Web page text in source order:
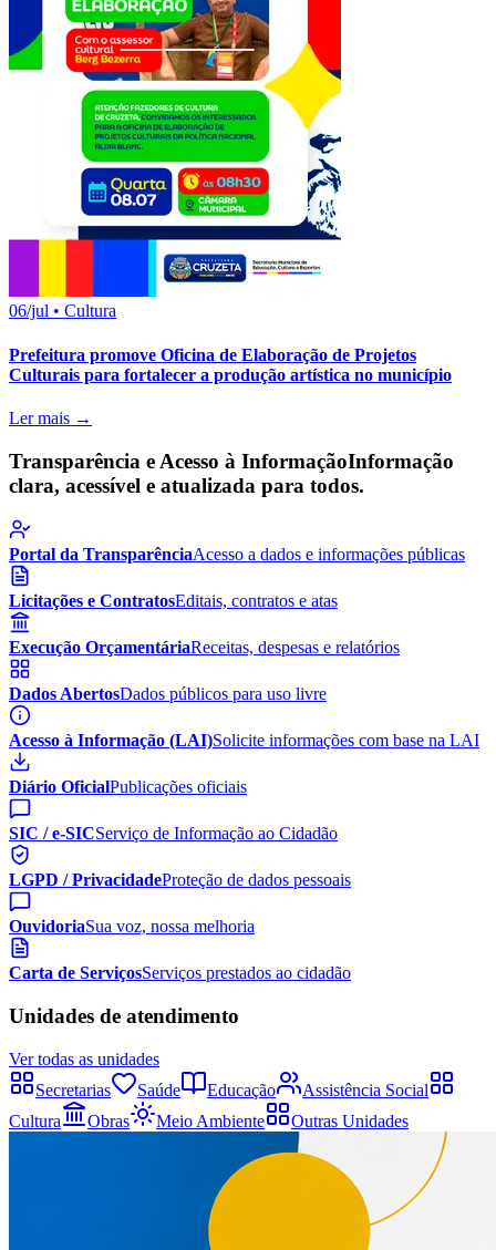
06/jul • Cultura
Prefeitura promove Oficina de Elaboração de Projetos
Culturais para fortalecer a produção artística no município
Ler mais →
Transparência e Acesso à InformaçãoInformação
clara, acessível e atualizada para todos.
Portal da TransparênciaAcesso a dados e informações públicas
Licitações e ContratosEditais, contratos e atas
Execução OrçamentáriaReceitas, despesas e relatórios
Dados AbertosDados públicos para uso livre
Acesso à Informação (LAI)Solicite informações com base na LAI
Diário OficialPublicações oficiais
SIC / e-SICServiço de Informação ao Cidadão
LGPD / PrivacidadeProteção de dados pessoais
OuvidoriaSua voz, nossa melhoria
Carta de ServiçosServiços prestados ao cidadão
Unidades de atendimento
Ver todas as unidades
Secretarias
Saúde Educação
Assistência Social
Cultura
Obras Meio Ambiente Outras Unidades